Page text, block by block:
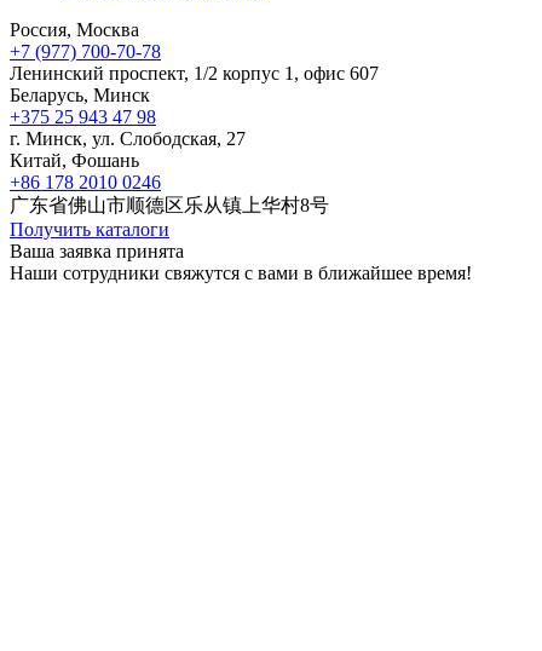
Россия, Москва
+7 (977) 700-70-78
Ленинский проспект, 1/2 корпус 1, офис 607
Беларусь, Минск
+375 25 943 47 98
г. Минск, ул. Слободская, 27
Китай, Фошань
+86 178 2010 0246
广东省佛山市顺德区乐从镇上华村8号
Получить каталоги
Ваша заявка принята
Наши сотрудники свяжутся с вами в ближайшее время!